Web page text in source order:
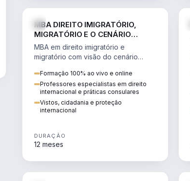
MBA DIREITO IMIGRATÓRIO,
MIGRATÓRIO E O CENÁRIO
INTERNACIONAL
MBA em direito imigratório e
migratório com visão do cenário
regularização e consultoria
transnacional.
Formação 100% ao vivo e online
Professores especialistas em direito
internacional e práticas consulares
Vistos, cidadania e proteção
internacional
DURAÇÃO
12 meses